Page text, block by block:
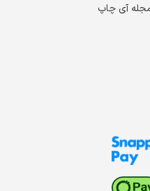
آی چاپ